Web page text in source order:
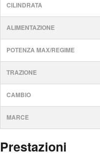
CILINDRATA
ALIMENTAZIONE
POTENZA MAX/REGIME
TRAZIONE
CAMBIO
MARCE
Prestazioni